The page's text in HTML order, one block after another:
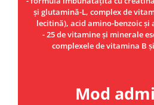
și glutamină-L, complex de
lecitină), acid amino-benzoic și
- 25 de vitamine și minerale
complexele de vitamina B
Mod